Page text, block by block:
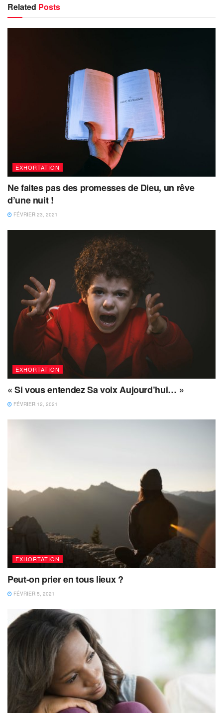
Related Posts
EXHORTATION
Ne faites pas des promesses de Dieu, un rêve
d’une nuit !
FÉVRIER 23, 2021
EXHORTATION
« Si vous entendez Sa voix Aujourd’hui… »
FÉVRIER 12, 2021
EXHORTATION
Peut-on prier en tous lieux ?
FÉVRIER 5, 2021